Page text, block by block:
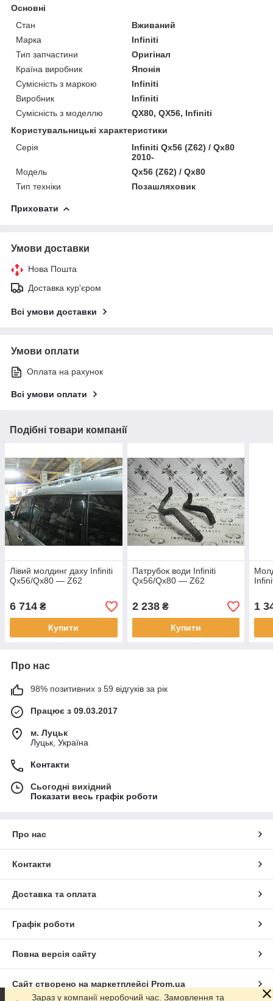
Основні
Стан
Вживаний
Марка
Infiniti
Тип запчастини
Оригінал
Країна виробник
Японія
Сумісність з маркою
Infiniti
Виробник
Infiniti
Сумісність з моделлю
QX80, QX56, Infiniti
Користувальницькі характеристики
Серія
Infiniti Qx56 (Z62) / Qx80
2010-
Модель
Qx56 (Z62) / Qx80
Тип техніки
Позашляховик
Приховати
Умови доставки
Нова Пошта
Доставка кур'єром
Всі умови доставки
Умови оплати
Оплата на рахунок
Всі умови оплати
Подібні товари компанії
Лівий молдинг даху Infiniti
Qx56/Qx80 — Z62
6 714 ₴
Купити
Патрубок води Infiniti
Qx56/Qx80 — Z62
2 238₴
Купити
1
Про нас
98% позитивних з 59 відгуків за рік
Працює з 09.03.2017
м. Луцьк
Луцьк, Україна
Контакти
Сьогодні вихідний
Показати весь графік роботи
Про нас
Контакти
Доставка та оплата
Графік роботи
Повна версія сайту
Сайт створено на маркетплейсі Prom.ua
Зараз у компанії неробочий час. Замовлення та